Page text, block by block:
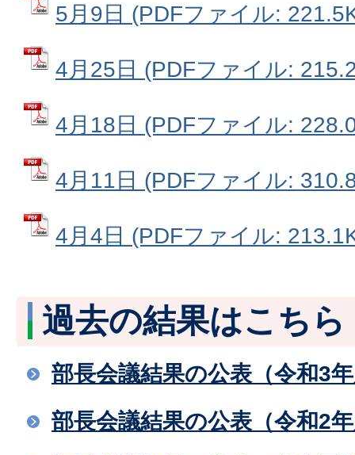
5月9日 (PDFファイル:
4月25日 (PDFファイル:
4月18日 (PDFファイル:
4月11日 (PDFファイル:
4月4日 (PDFファイル:
過去の結果はこちら
部長会議結果の公表（令和3
部長会議結果の公表（令和2